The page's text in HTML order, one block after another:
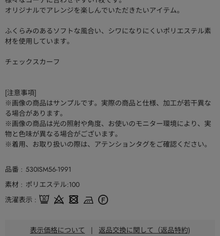
オリジナルでアレンジを楽しんでいただきたいアイテム。
ふくらみのあるソフトな風合い、シワになりにくいポリエステル素
材を使用しています。
チェックスカーフ
[注意事項]
※画像の商品はサンプルです。実際の商品と仕様、加工が若干異な
る場合があります。
※画像の商品は光の照射や角度、お使いのモニター環境により、実
物と色味が異なる場合がございます。
※着用、お取り扱いの際は、アテンションタグをご確認ください。
品番
530ISM56-1991
素材
ポリエステル:100
洗濯表示
表示価格について | 返品交換に関して（返品特約)